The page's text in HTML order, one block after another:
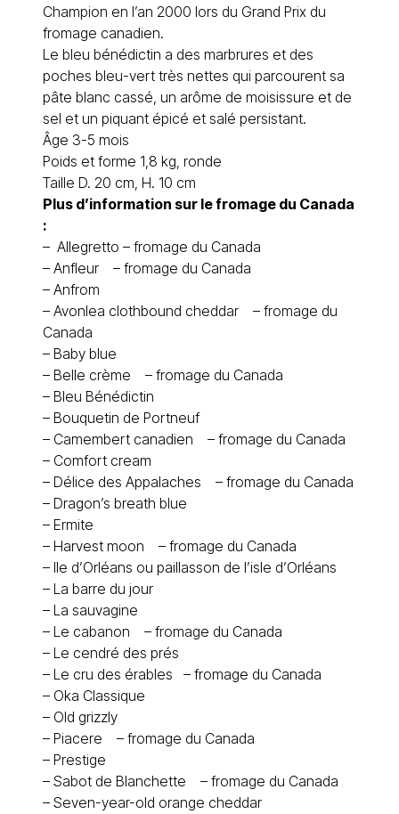
Champion en l’an 2000 lors du Grand Prix du
fromage canadien.
Le bleu bénédictin a des marbrures et des
poches bleu-vert très nettes qui parcourent sa
pâte blanc cassé, un arôme de moisissure et de
sel et un piquant épicé et salé persistant.
Âge 3-5 mois
Poids et forme 1,8 kg, ronde
Taille D. 20 cm, H. 10 cm
Plus d’information sur lefromage du Canada
:
– Allegretto – fromage du Canada
– Anfleur – fromage du Canada
– Anfrom
– Avonlea clothbound cheddar – fromage du
Canada
– Baby blue
– Belle crème – fromage du Canada
– Bleu Bénédictin
– Bouquetin de Portneuf
– Camembert canadien – fromage du Canada
– Comfort cream
– Délice des Appalaches – fromage du Canada
– Dragon’s breath blue
– Ermite
– Harvest moon – fromage du Canada
– Ile d’Orléans ou paillasson de l’isle d’Orléans
– La barre du jour
– La sauvagine
– Le cabanon – fromage du Canada
– Le cendré des prés
– Le cru des érables – fromage du Canada
– Oka Classique
– Old grizzly
– Piacere – fromage du Canada
– Prestige
– Sabot de Blanchette – fromage du Canada
– Seven-year-old orange cheddar